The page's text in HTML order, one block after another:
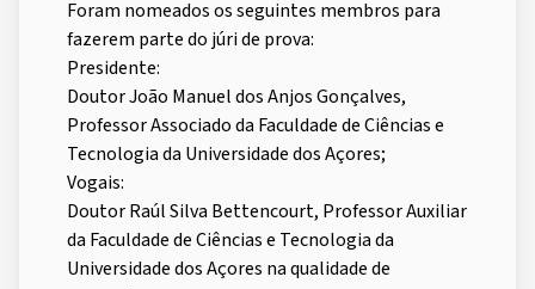
Foram nomeados os seguintes membros para
fazerem parte do júri de prova:
Presidente:
Doutor João Manuel dos Anjos Gonçalves,
Professor Associado da Faculdade de Ciências e
Tecnologia da Universidade dos Açores;
Vogais:
Doutor Raúl Silva Bettencourt, Professor Auxiliar
da Faculdade de Ciências e Tecnologia da
Universidade dos Açores na qualidade de